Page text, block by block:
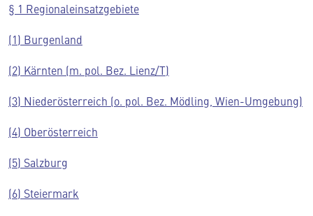
§ 1 Regionaleinsatzgebiete
(1) Burgenland
(2) Kärnten (m. pol. Bez. Lienz/T)
(3) Niederösterreich (o. pol. Bez. Mödling, Wien-Umgebung)
(4) Oberösterreich
(5) Salzburg
(6) Steiermark